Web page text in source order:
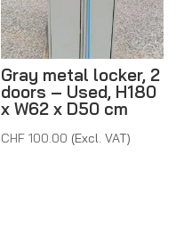
Gray metal locker, 2
doors – Used, H180
x W62 x D50 cm
CHF 100.00 (Excl. VAT)